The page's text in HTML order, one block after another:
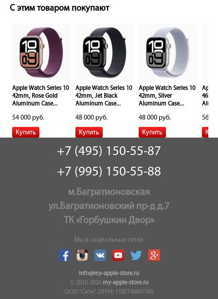
С этим товаром покупают
Apple Watch Series 10
42mm, Rose Gold
Aluminum Case...
54 000 руб.
Apple Watch Series 10
42mm, Jet Black
Aluminum Case...
48 000 руб.
Apple Watch Series 10
42mm, Silver
Aluminum Case...
48 000 руб.
Apple
56
+7 (495) 150-55-87
+7 (995) 150-55-88
м.Багратионовская
ул.Багратионовский пр-д д.7
ТК «Горбушкин Двор»
Мы в социальных сетях:
info@my-apple-store.ru
© 2010-2026 my-apple-store.ru
ООО "Сити". ОГРН: 1187746697160